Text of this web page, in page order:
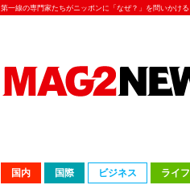
第一線の専門家たちがニッポンに「なぜ？」を問いかける
国内 国際 ビジネス ライフ